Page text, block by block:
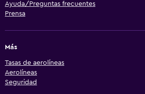
Ayuda/Preguntas frecuentes
Prensa
Más
Tasas de aerolíneas
Aerolíneas
Seguridad